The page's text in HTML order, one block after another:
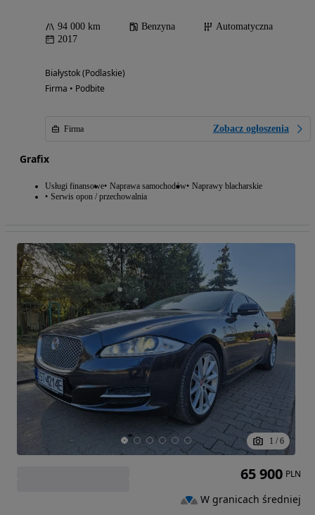
94 000 km Benzyna
Automatyczna
2017
Białystok (Podlaskie)
Firma • Podbite
Firma Zobacz ogłoszenia
Grafix
Usługi finansowe Naprawa samochodów Naprawy blacharskie
Serwis opon / przechowalnia
1 / 6
65 900 PLN
W granicach średniej